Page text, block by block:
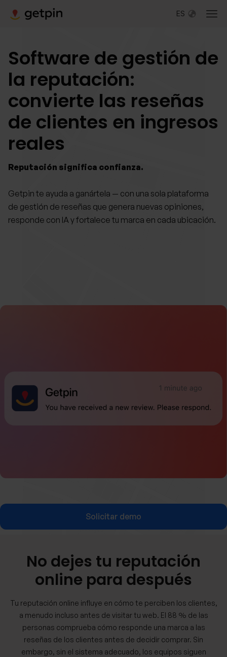
ES
Software de gestión de
la reputación:
convierte las reseñas
de clientes en ingresos
reales
Reputación significa confianza.
Getpin te ayuda a ganártela — con una sola plataforma
de gestión de reseñas que genera nuevas opiniones,
responde con IA y fortalece tu marca en cada ubicación.
Solicitar demo
No dejes tu reputación
online para después
Tu reputación online influye en cómo te perciben los clientes,
a menudo incluso antes de visitar tu web. El 88 % de las
personas comprueba cómo responde una marca a las
reseñas de los clientes antes de decidir comprar. Sin
embargo, sin el sistema adecuado, los equipos siguen